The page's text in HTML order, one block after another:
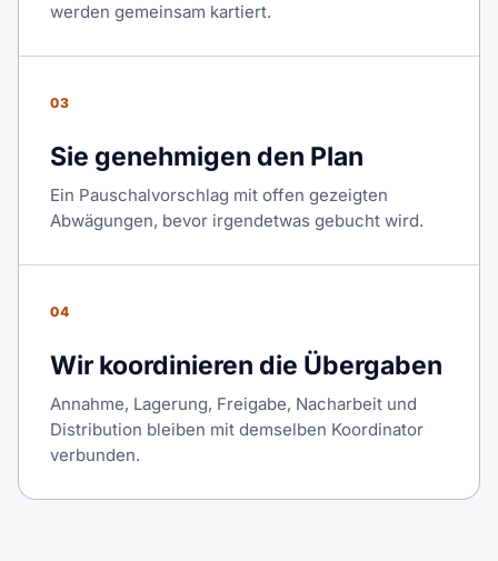
werden gemeinsam kartiert.
03
Sie genehmigen den Plan
Ein Pauschalvorschlag mit offen gezeigten
Abwägungen, bevor irgendetwas gebucht wird.
04
Wir koordinieren die Übergaben
Annahme, Lagerung, Freigabe, Nacharbeit und
Distribution bleiben mit demselben Koordinator
verbunden.